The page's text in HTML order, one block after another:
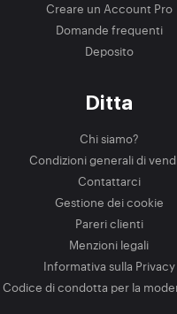
Creare un Account Pro
Domande frequenti
Deposito
Ditta
Chi siamo?
Condizioni generali di
Contattarci
Gestione dei cookie
Pareri clienti
Menzioni legali
Informativa sulla Privacy
Codice di condotta per la